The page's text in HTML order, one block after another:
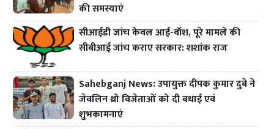
की समस्याएं
सीआईडी जांच केवल आई-वॉश, पूरे मामले की
सीबीआई जांच कराए सरकार: शशांक राज
Sahebganj News: उपायुक्त दीपक कुमार दुबे ने
जेवलिन थ्रो विजेताओं को दी बधाई एवं
शुभकामनाएं